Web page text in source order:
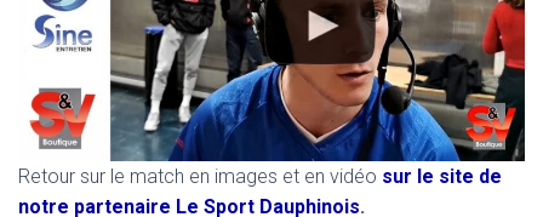
Retour sur le match en images et en vidéo sur le site de
notre partenaire Le Sport Dauphinois.